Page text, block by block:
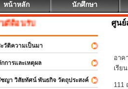
หน้าหลัก นักศึกษา
นรับ
ติความเป็นมา
ารและเหตุผล
า วิสัยทัศน์ พันธกิจ วัตถุประสงค์
ศูน
อาค
เรีย
111